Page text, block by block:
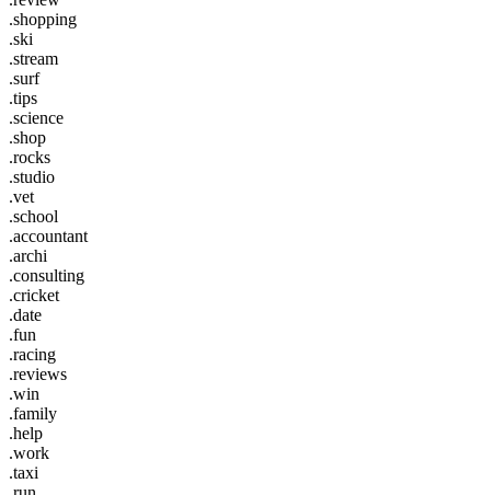
.shopping
.ski
.stream
.surf
.tips
.science
.shop
.rocks
.studio
.vet
.school
.accountant
.archi
.consulting
.cricket
.date
.fun
.racing
.reviews
.win
.family
.help
.work
.taxi